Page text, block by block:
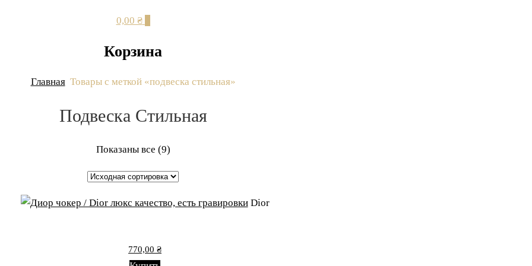
0,00 ₴
Корзина
Главная Товары с меткой «подвеска стильная»
Подвеска Стильная
Показаны все (9)
Dior
770,00 ₴